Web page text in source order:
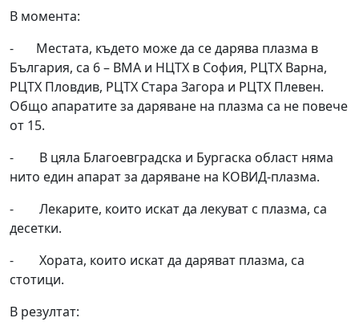
В момента:
- Местата, където може да се дарява плазма в
България, са 6 – ВМА и НЦТХ в София, РЦТХ Варна,
РЦТХ Пловдив, РЦТХ Стара Загора и РЦТХ Плевен.
Общо апаратите за даряване на плазма са не повече
от 15.
- В цяла Благоевградска и Бургаска област няма
нито един апарат за даряване на КОВИД-плазма.
- Лекарите, които искат да лекуват с плазма, са
десетки.
- Хората, които искат да даряват плазма, са
стотици.
В резултат: